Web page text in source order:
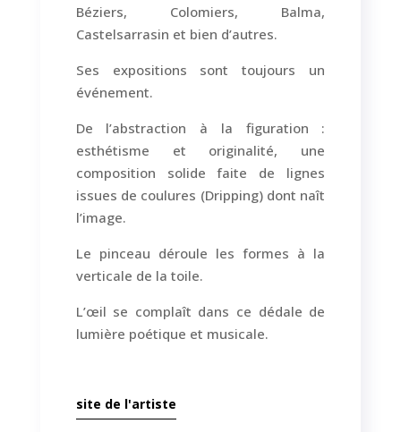
Béziers, Colomiers, Balma,
Castelsarrasin et bien d’autres.
Ses expositions sont toujours un
événement.
De l’abstraction à la figuration :
esthétisme et originalité, une
composition solide faite de lignes
issues de coulures (Dripping) dont naît
l’image.
Le pinceau déroule les formes à la
verticale de la toile.
L’œil se complaît dans ce dédale de
lumière poétique et musicale.
site de l'artiste